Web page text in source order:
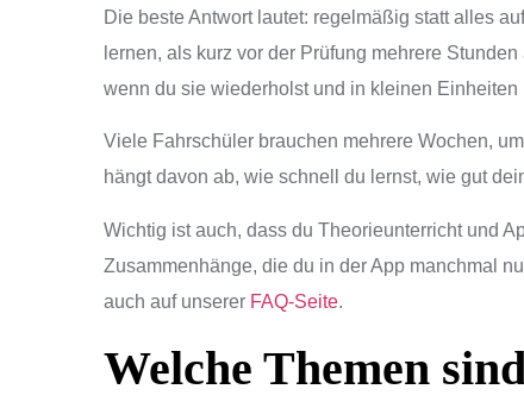
Die beste Antwort lautet: regelmäßig statt alles
lernen, als kurz vor der Prüfung mehrere
wenn du sie wiederholst und in kleinen Einheiten
Viele Fahrschüler brauchen mehrere Wochen,
hängt davon ab, wie schnell du lernst, wie gut
Wichtig ist auch, dass du Theorieunterricht und
Zusammenhänge, die du in der App manchmal
auch auf unserer FAQ-Seite.
Welche Themen